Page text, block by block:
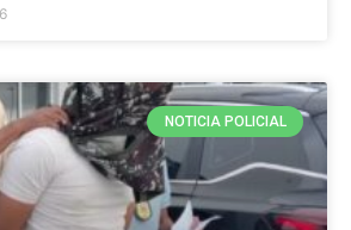
NOTICIA POLICIAL